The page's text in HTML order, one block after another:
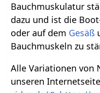
Bauchmuskulatur
dazu und ist die
oder auf dem Gesäß
Bauchmuskeln zu
Alle Variationen von
unseren